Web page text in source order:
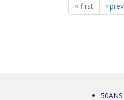
« first ‹